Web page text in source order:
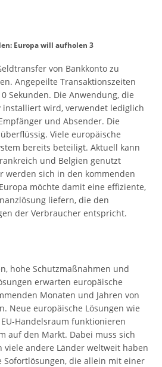
Europa will aufholen 3
von Bankkonto zu
Angepeilte Transaktionszeiten
Sekunden. Die Anwendung, die
installiert wird, verwendet lediglich
und Absender. Die
Viele europäische
bereits beteiligt. Aktuell kann
und Belgien genutzt
werden sich in den kommenden
möchte damit eine effiziente,
liefern, die den
der Verbraucher entspricht.
hohe Schutzmaßnahmen und
erwarten europäische
Monaten und Jahren von
Neue europäische Lösungen wie
Handelsraum funktionieren
auf den Markt. Dabei muss sich
viele andere Länder weltweit haben
die allein mit einer